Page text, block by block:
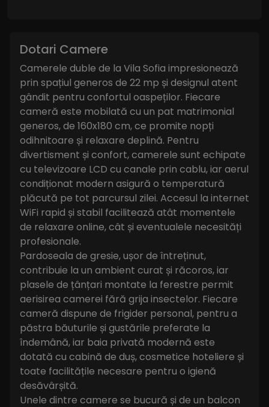
Dotari Camere
Camerele duble de la Vila Sofia impresionează
prin spațiul generos de 22 mp și designul atent
gândit pentru confortul oaspeților. Fiecare
cameră este mobilată cu un pat matrimonial
generos, de 160x180 cm, ce promite nopți
odihnitoare și relaxare deplină. Pentru
divertisment și confort, camerele sunt echipate
cu televizoare LCD cu canale prin cablu, iar aerul
condiționat modern asigură o temperatură
plăcută pe tot parcursul zilei. Accesul la internet
WiFi rapid și stabil facilitează atât momentele
de relaxare online, cât și eventualele necesități
profesionale.
Pardoseala de gresie, ușor de întreținut,
contribuie la un ambient curat și răcoros, iar
plasele de țânțari montate la ferestre permit
aerisirea camerei fără grija insectelor. Fiecare
cameră dispune de frigider personal, pentru a
păstra băuturile și gustările preferate la
îndemână, iar baia privată modernă este
dotată cu cabină de duș, cosmetice hoteliere și
toate facilitățile necesare pentru o igienă
desăvârșită.
Unele dintre camere se bucură și de un balcon